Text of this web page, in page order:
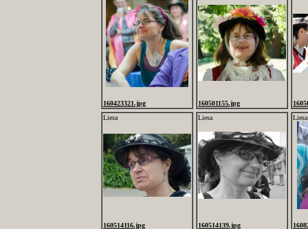
160423321.jpg 160501155.jpg
Liesa
160514116.jpg
Liesa
160514139.jpg
Liesa